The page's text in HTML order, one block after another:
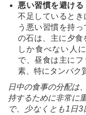
悪い習慣を避ける
不足していると
う悪い習慣を持
の石は、主に夕食
しか食べない人
で、昼食は主に
素、特にタンパク
日中の食事の分配は
持するために非常に
で、少なくとも1日